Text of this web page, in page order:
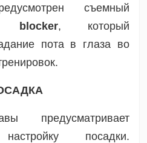
съемный
blocker, который
пота в глаза во
предусматривает
посадки.